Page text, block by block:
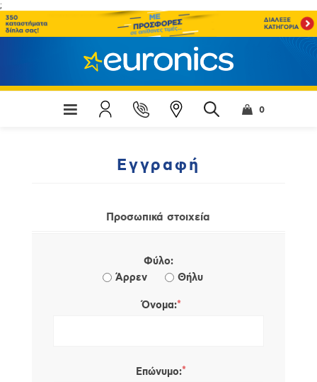
;
0
Εγγραφή
Προσωπικά στοιχεία
Φύλο:
Άρρεν
Θήλυ
Όνομα:*
Επώνυμο:*